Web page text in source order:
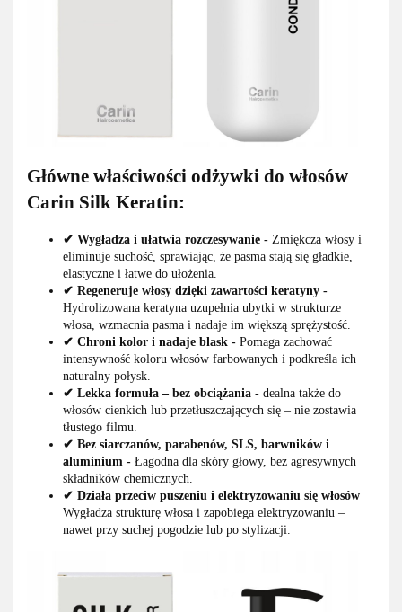
Główne właściwości odżywki do włosów
Carin Silk Keratin:
✔ Wygładza i ułatwia rozczesywanie - Zmiękcza włosy i
eliminuje suchość, sprawiając, że pasma stają się gładkie,
elastyczne i łatwe do ułożenia.
✔ Regeneruje włosy dzięki zawartości keratyny -
Hydrolizowana keratyna uzupełnia ubytki w strukturze
włosa, wzmacnia pasma i nadaje im większą sprężystość.
✔ Chroni kolor i nadaje blask - Pomaga zachować
intensywność koloru włosów farbowanych i podkreśla ich
naturalny połysk.
✔ Lekka formuła – bez obciążania - dealna także do
włosów cienkich lub przetłuszczających się – nie zostawia
tłustego filmu.
✔ Bez siarczanów, parabenów, SLS, barwników i
aluminium - Łagodna dla skóry głowy, bez agresywnych
składników chemicznych.
✔ Działa przeciw puszeniu i elektryzowaniu się włosów
Wygładza strukturę włosa i zapobiega elektryzowaniu –
nawet przy suchej pogodzie lub po stylizacji.